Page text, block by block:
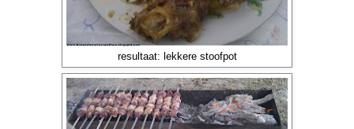
resultaat: lekkere stoofpot